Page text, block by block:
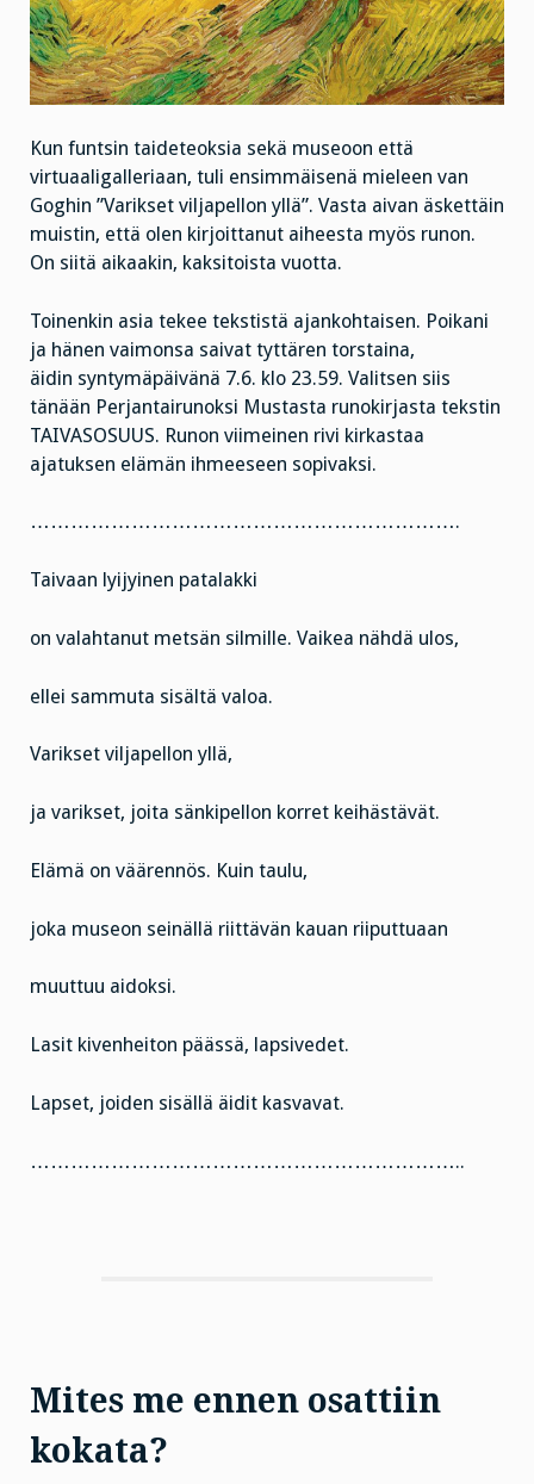
Kun funtsin taideteoksia sekä museoon että
virtuaaligalleriaan, tuli ensimmäisenä mieleen van
Goghin ”Varikset viljapellon yllä”. Vasta aivan äskettäin
muistin, että olen kirjoittanut aiheesta myös runon.
On siitä aikaakin, kaksitoista vuotta.
Toinenkin asia tekee tekstistä ajankohtaisen. Poikani
ja hänen vaimonsa saivat tyttären torstaina,
äidin syntymäpäivänä 7.6. klo 23.59. Valitsen siis
tänään Perjantairunoksi Mustasta runokirjasta tekstin
TAIVASOSUUS. Runon viimeinen rivi kirkastaa
ajatuksen elämän ihmeeseen sopivaksi.
……………………………………………………….
Taivaan lyijyinen patalakki
on valahtanut metsän silmille. Vaikea nähdä ulos,
ellei sammuta sisältä valoa.
Varikset viljapellon yllä,
ja varikset, joita sänkipellon korret keihästävät.
Elämä on väärennös. Kuin taulu,
joka museon seinällä riittävän kauan riiputtuaan
muuttuu aidoksi.
Lasit kivenheiton päässä, lapsivedet.
Lapset, joiden sisällä äidit kasvavat.
………………………………………………………..
Mites me ennen osattiin
kokata?